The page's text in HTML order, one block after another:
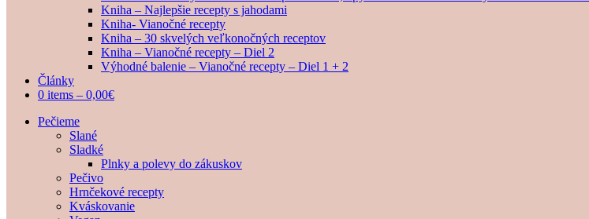
Kniha – Najlepšie recepty s jahodami
Kniha- Vianočné recepty
Kniha – 30 skvelých veľkonočných receptov
Kniha – Vianočné recepty – Diel 2
Výhodné balenie – Vianočné recepty – Diel 1 + 2
Články
0 items – 0,00€
Pečieme
Slané
Sladké
Plnky a polevy do zákuskov
Pečivo
Hrnčekové recepty
Kváskovanie